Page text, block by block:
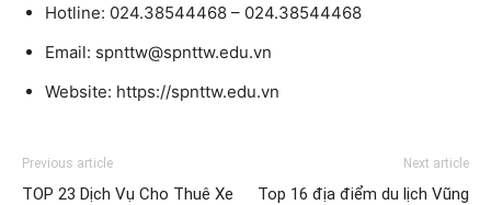
Hotline: 024.38544468 – 024.38544468
Email: spnttw@spnttw.edu.vn
Website: https://spnttw.edu.vn
Previous article
TOP 23 Dịch Vụ Cho Thuê Xe
Next article
Top 16 địa điểm du lịch Vũng